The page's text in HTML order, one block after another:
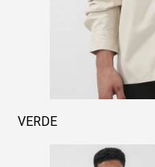
VERDE